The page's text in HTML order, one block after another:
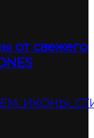
от свежего